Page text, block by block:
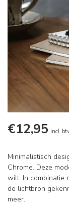
€12,95 Incl.
Minimalistisch
Chrome. Deze
wilt. In combinatie
de lichtbron
meer.